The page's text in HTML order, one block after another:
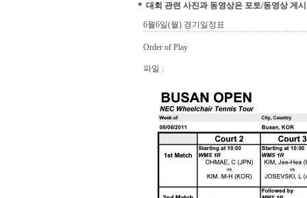
＊ 대회 관련 사진과 동영상은 포토/동영상 게
6월6일(월) 경기일정표
Order of Play
파일 :